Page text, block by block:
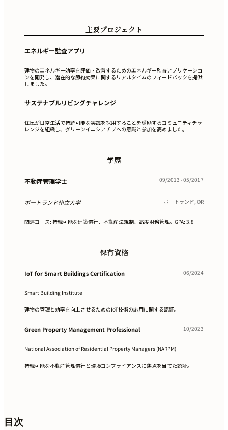
主要プロジェクト
エネルギー監査アプリ
建物のエネルギー効率を評価・改善するためのエネルギー監査アプリケーショ
ンを開発し、潜在的な節約効果に関するリアルタイムのフィードバックを提供
しました。
サステナブルリビングチャレンジ
住民が日常生活で持続可能な実践を採用することを奨励するコミュニティチャ
レンジを組織し、グリーンイニシアチブへの意識と参加を高めました。
学歴
不動産管理学士 09/2013 - 05/2017
ポートランド州立大学 ポートランド, OR
関連コース: 持続可能な建築慣行、不動産法規制、高度財務管理。GPA: 3.8
保有資格
IoT for Smart Buildings Certification 06/2024
Smart Building Institute
建物の管理と効率を向上させるためのIoT技術の応用に関する認証。
Green Property Management Professional 10/2023
National Association of Residential Property Managers (NARPM)
持続可能な不動産管理慣行と環境コンプライアンスに焦点を当てた認証。
目次